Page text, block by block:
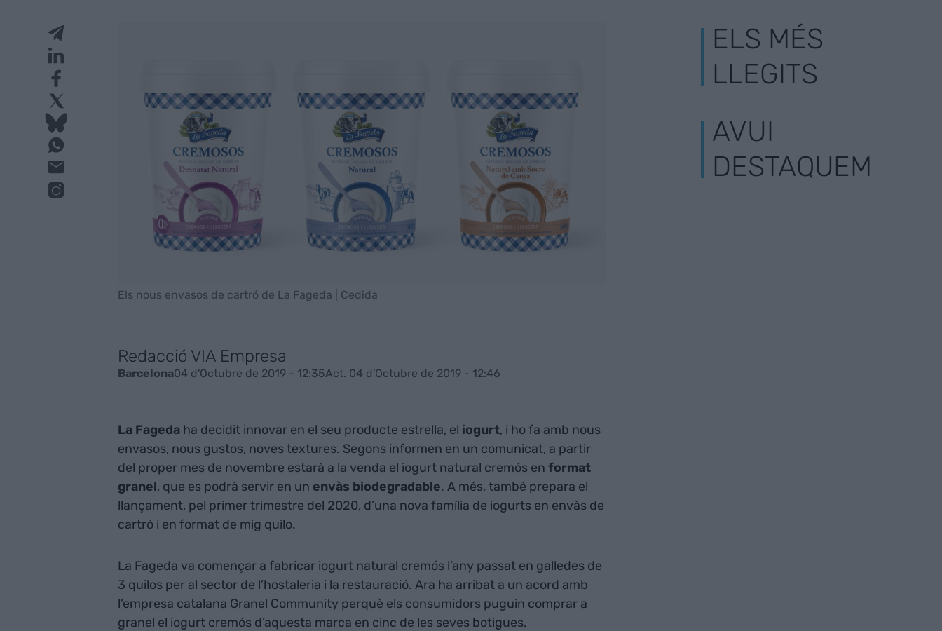
Els nous envasos de cartró de La Fageda | Cedida
Redacció VIA Empresa
Barcelona04 d'Octubre de 2019 - 12:35Act. 04 d'Octubre de 2019 - 12:46
La Fageda ha decidit innovar en el seu producte estrella, el iogurt, i ho fa amb nous
envasos, nous gustos, noves textures. Segons informen en un comunicat, a partir
del proper mes de novembre estarà a la venda el iogurt natural cremós en format
granel, que es podrà servir en un envàs biodegradable. A més, també prepara el
llançament, pel primer trimestre del 2020, d’una nova família de iogurts en envàs de
cartró i en format de mig quilo.
La Fageda va començar a fabricar iogurt natural cremós l’any passat en galledes de
3 quilos per al sector de l’hostaleria i la restauració. Ara ha arribat a un acord amb
l’empresa catalana Granel Community perquè els consumidors puguin comprar a
granel el iogurt cremós d’aquesta marca en cinc de les seves botigues,
ELS MÉS
LLEGITS
AVUI
DESTAQUEM